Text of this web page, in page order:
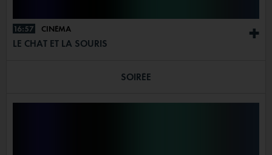
+
16:57 CINÉMA
LE CHAT ET LA SOURIS
SOIRÉE